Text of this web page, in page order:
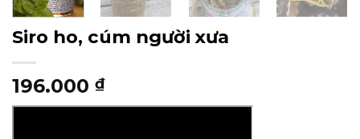
Siro ho, cúm người xưa
196.000 ₫